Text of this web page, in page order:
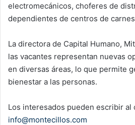
electromecánicos, choferes de
dependientes de centros de
La directora de Capital Humano,
las vacantes representan nuevas
en diversas áreas, lo que permite
bienestar a las personas.
Los interesados pueden escribir
info@montecillos.com